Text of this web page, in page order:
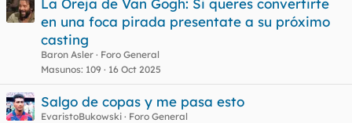
La Oreja de Van Gogh: Si queres convertirte
en una foca pirada presentate a su próximo
casting
Baron Asler
Foro General
Masunos 109 16 Oct 2025
Salgo de copas y me pasa esto
EvaristoBukowski
Foro General